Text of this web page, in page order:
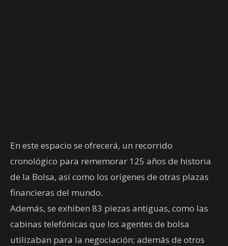
En este espacio se ofrecerá, un recorrido
cronológico para rememorar 125 años de historia
de la Bolsa, así como los orígenes de otras plazas
financieras del mundo.
Además, se exhiben 83 piezas antiguas, como las
cabinas telefónicas que los agentes de bolsa
utilizaban para la negociación; además de otros